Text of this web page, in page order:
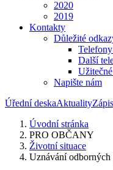
2020
2019
Kontakty
Důležité
Další
Napište nám
Úřední deskaAktuality
Úvodní stránka
PRO OBČANY
Životní situace
Uznávání odborných